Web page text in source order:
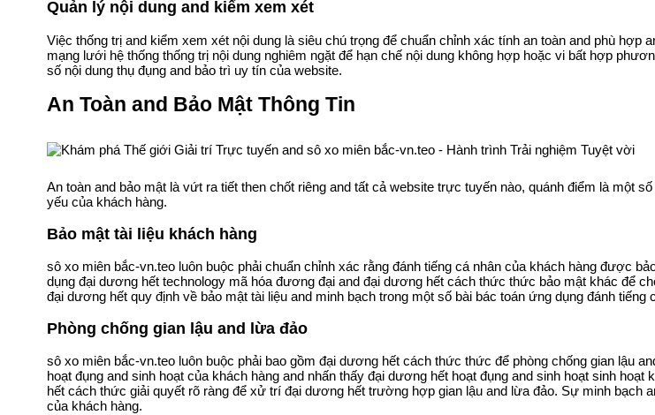
Quản lý nội dung and kiểm xem xét
Việc thống trị and kiểm xem xét nội dung là siêu chú trọng để chuẩn chỉnh xác tính an toàn and phù hợp
mạng lưới hệ thống thống trị nội dung nghiêm ngặt để hạn chế nội dung không hợp hoặc vi bất hợp
số nội dung thụ đụng and bảo trì uy tín của website.
An Toàn and Bảo Mật Thông Tin
An toàn and bảo mật là vứt ra tiết then chốt riêng and tất cả website trực tuyến nào, quánh điểm là một
yếu của khách hàng.
Bảo mật tài liệu khách hàng
sô xo miên bắc-vn.teo luôn buộc phải chuẩn chỉnh xác rằng đánh tiếng cá nhân của khách hàng được
dụng đại dương hết technology mã hóa đương đại and đại dương hết cách thức thức bảo mật khác để
đại dương hết quy định về bảo mật tài liệu and minh bạch trong một số bài bác toán ứng dụng đánh tiếng
Phòng chống gian lậu and lừa đảo
sô xo miên bắc-vn.teo luôn buộc phải bao gồm đại dương hết cách thức thức để phòng chống gian lậu
hoạt đụng and sinh hoạt của khách hàng and nhấn thấy đại dương hết hoạt đụng and sinh hoạt sinh
hết cách thức giải quyết rõ ràng để xử trí đại dương hết trường hợp gian lậu and lừa đảo. Sự minh bạch
của khách hàng.